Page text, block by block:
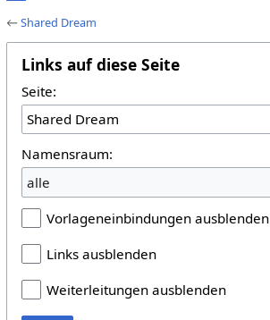
←Shared Dream
Links auf diese Seite
Seite:
Namensraum:
alle
Vorlageneinbindungen ausblenden
Links ausblenden
Weiterleitungen ausblenden